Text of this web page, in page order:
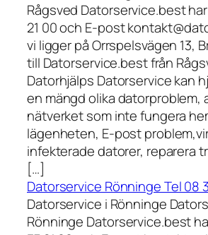
Rågsved Datorservice.best
21 00 och E-post
vi ligger på Orrspelsvägen 13,
till Datorservice.best från
Datorhjälps Datorservice kan
en mängd olika datorproblem,
nätverket som inte fungera
lägenheten, E-post
infekterade datorer, reparera
[…]
Datorservice Rönninge Tel 08
Datorservice i Rönninge
Rönninge Datorservice.best